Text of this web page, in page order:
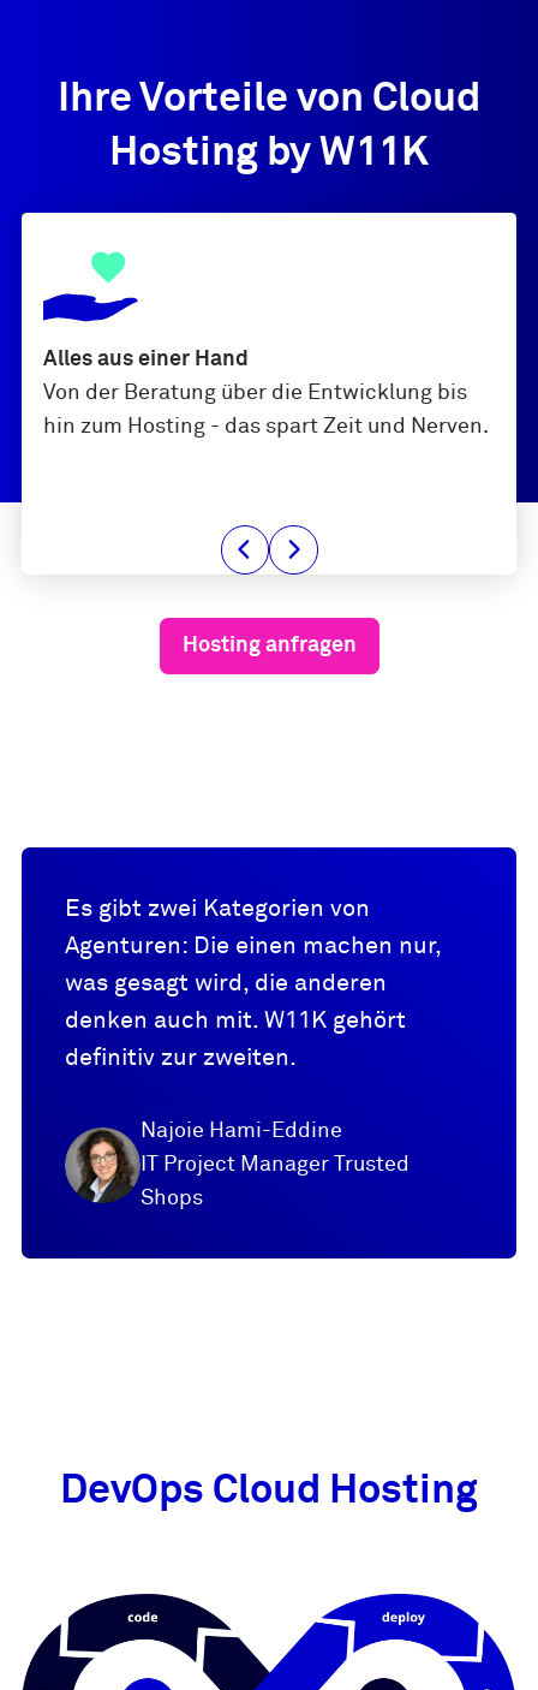
Ihre Vorteile von Cloud
Hosting by W11K
Alles aus einer Hand
Von der Beratung über die Entwicklung bis
hin zum Hosting - das spart Zeit und Nerven.
Hosting anfragen
Es gibt zwei Kategorien von
Agenturen: Die einen machen nur,
was gesagt wird, die anderen
denken auch mit. W11K gehört
definitiv zur zweiten.
Najoie Hami-Eddine
IT Project Manager Trusted
Shops
DevOps Cloud Hosting